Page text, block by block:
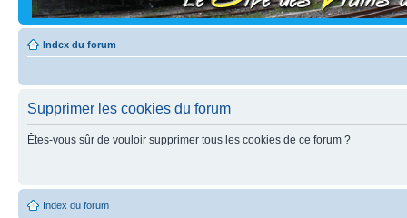
Index du forum
Supprimer les cookies du forum
Êtes-vous sûr de vouloir supprimer tous les cookies de ce forum ?
Index du forum